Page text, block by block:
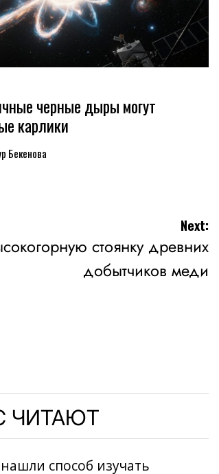
черные дыры могут
карлики
Бекенова
Next:
стоянку древних
добытчиков меди
ЧИТАЮТ
способ изучать